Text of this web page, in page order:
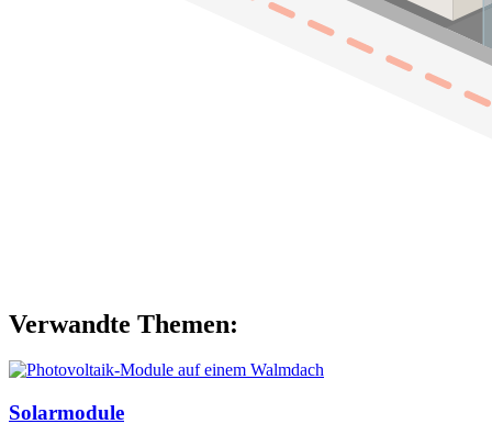
Verwandte Themen:
Solarmodule